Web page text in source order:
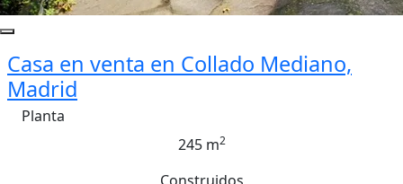
Casa en venta en Collado Mediano,
Madrid
Planta
245 m2